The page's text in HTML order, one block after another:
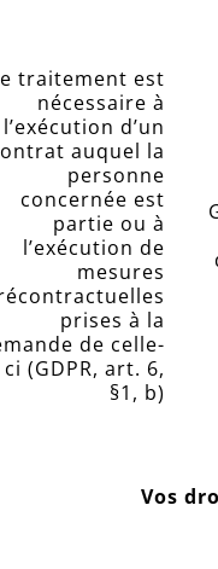
traitement est
nécessaire à
l’exécution d’un
auquel la
personne
concernée est
partie ou à
l’exécution de
mesures
prises à la
de celle-
ci (GDPR, art. 6,
§1, b)
Vos